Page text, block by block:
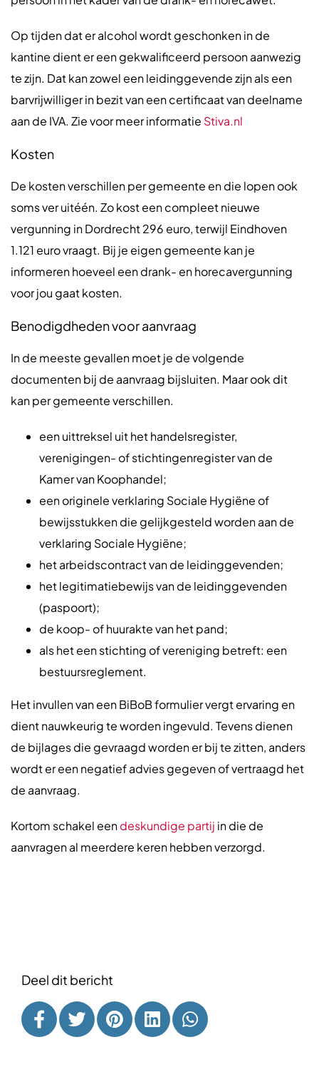
Op tijden dat er alcohol wordt geschonken in de
kantine dient er een gekwalificeerd persoon aanwezig
te zijn. Dat kan zowel een leidinggevende zijn als een
barvrijwilliger in bezit van een certificaat van deelname
aan de IVA. Zie voor meer informatie Stiva.nl
Kosten
De kosten verschillen per gemeente en die lopen ook
soms ver uitéén. Zo kost een compleet nieuwe
vergunning in Dordrecht 296 euro, terwijl Eindhoven
1.121 euro vraagt. Bij je eigen gemeente kan je
informeren hoeveel een drank- en horecavergunning
voor jou gaat kosten.
Benodigdheden voor aanvraag
In de meeste gevallen moet je de volgende
documenten bij de aanvraag bijsluiten. Maar ook dit
kan per gemeente verschillen.
een uittreksel uit het handelsregister,
verenigingen- of stichtingenregister van de
Kamer van Koophandel;
een originele verklaring Sociale Hygiëne of
bewijsstukken die gelijkgesteld worden aan de
verklaring Sociale Hygiëne;
het arbeidscontract van de leidinggevenden;
het legitimatiebewijs van de leidinggevenden
(paspoort);
de koop- of huurakte van het pand;
als het een stichting of vereniging betreft: een
bestuursreglement.
Het invullen van een BiBoB formulier vergt ervaring en
dient nauwkeurig te worden ingevuld. Tevens dienen
de bijlages die gevraagd worden er bij te zitten, anders
wordt er een negatief advies gegeven of vertraagd het
de aanvraag.
Kortom schakel eendeskundige partij in die de
aanvragen al meerdere keren hebben verzorgd.
Deel dit bericht